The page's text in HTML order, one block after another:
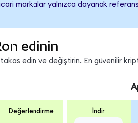
markalar yalnızca dayanak referans
edinin
edin ve değiştirin. En güvenilir
Değerlendirme İndir